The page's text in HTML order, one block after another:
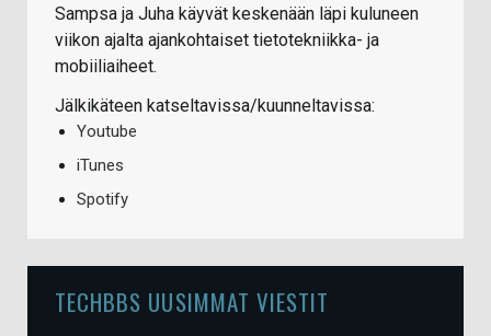
Sampsa ja Juha käyvät keskenään läpi kuluneen
viikon ajalta ajankohtaiset tietotekniikka- ja
mobiiliaiheet.
Jälkikäteen katseltavissa/kuunneltavissa:
Youtube
iTunes
Spotify
TECHBBS UUSIMMAT VIESTIT